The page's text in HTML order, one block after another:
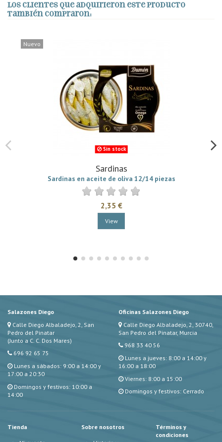
Los clientes que adquirieron este producto
también compraron:
Nuevo
Sin stock
Sardinas
Sardinas en aceite de oliva 12/14 piezas
2,35 €
View
Salazones Diego
Calle Diego Albaladejo, 2, San
Pedro del Pinatar
(Junto a C. C. Dos Mares)
696 92 65 75
Lunes a sábados: 9:00 a 14:00 y
17:00 a 20:30
Domingos y festivos: 10:00 a
14:00
Oficinas Salazones Diego
Calle Diego Albaladejo, 2, 30740,
San Pedro del Pinatar, Murcia
968 33 40 56
Lunes a jueves: 8:00 a 14:00 y
16:00 a 18:00
Viernes: 8:00 a 15:00
Domingos y festivos: Cerrado
Tienda Sobre nosotros
Términos y
condiciones